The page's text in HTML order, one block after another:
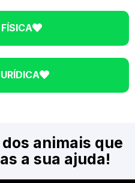
animais que
a sua ajuda!